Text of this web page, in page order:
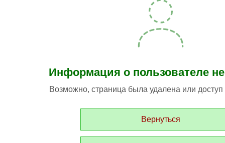
Информация о пользователе
Возможно, страница была удалена или доступ
Вернуться